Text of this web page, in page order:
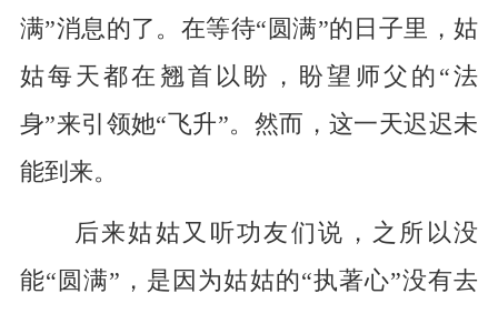
满”消息的了。在等待“圆满”的日子里，姑
姑每天都在翘首以盼，盼望师父的“法
身”来引领她“飞升”。然而，这一天迟迟未
能到来。
后来姑姑又听功友们说，之所以没
能“圆满”，是因为姑姑的“执著心”没有去